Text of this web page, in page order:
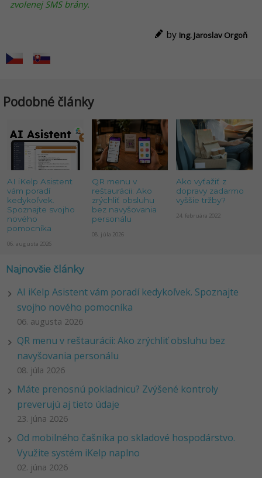
zvolenej SMS brány.
by Ing. Jaroslav Orgoň
Podobné články
AI iKelp Asistent
vám poradí
kedykoľvek.
Spoznajte svojho
nového
pomocníka
06. augusta 2026
QR menu v
reštaurácii: Ako
zrýchliť obsluhu
bez navyšovania
personálu
08. júla 2026
Ako vyťažiť z
dopravy zadarmo
vyššie tržby?
24. februára 2022
Najnovšie články
AI iKelp Asistent vám poradí kedykoľvek. Spoznajte
svojho nového pomocníka
06. augusta 2026
QR menu v reštaurácii: Ako zrýchliť obsluhu bez
navyšovania personálu
08. júla 2026
Máte prenosnú pokladnicu? Zvýšené kontroly
preverujú aj tieto údaje
23. júna 2026
Od mobilného čašníka po skladové hospodárstvo.
Využite systém iKelp naplno
02. júna 2026